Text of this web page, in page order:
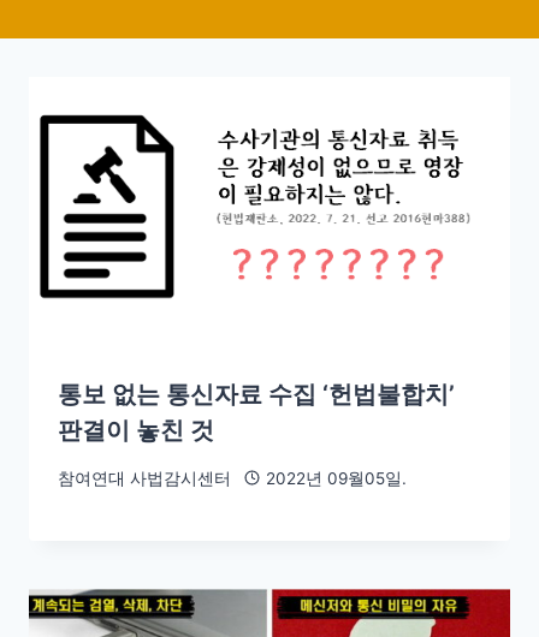
통보 없는 통신자료 수집 ‘헌법불합치’
판결이 놓친 것
참여연대 사법감시센터 2022년 09월05일.